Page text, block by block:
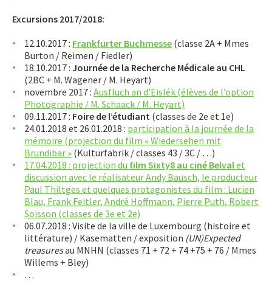
Sport
STUDIO71 : Expositions
Uelzechtkanal
Voyages et excursions
Excursions et voyages d’études 2024/2025
Excursions et voyages d’études 2023/2024
Excursions et voyages d’études 2022/2023
Excursions et voyages d’études 2021/2022
Excursions et voyages d’études 2020/2021
Excursions et voyages d’études 2019/2020
Excursions et voyages d’études 2018/2019
Excursions et voyages d’études 2017/2018
Excursions et voyages d’études 2016/2017
Excursions et voyages d’études 2015/2016
SERVICES
Excursions 2017/2018:
12.10.2017 : Frankfurter Buchmesse (classe 2A + Mmes
Burton / Reimen / Fiedler)
18.10.2017 : Journée de la Recherche Médicale au CHL
(2BC + M. Wagener / M. Heyart)
novembre 2017 : Ausfluch an d’Eislék (élèves de l’option
Photographie / M. Schaack / M. Heyart)
09.11.2017 : Foire de l’étudiant (classes de 2e et 1e)
24.01.2018 et 26.01.2018 : participation à la journée de la
mémoire (projection du film « Wiedersehen mit
Brundibar » (Kulturfabrik / classes 43 / 3C / …)
17.04.2018 : projection du film Sixty8 au ciné Belvalet
discussion avec le réalisateur Andy Bausch, le producteur
Paul Thiltges et quelques protagonistes du film : Lucien
Blau, Frank Feitler, André Hoffmann, Pierre Puth, Robert
Soisson (classes de 3e et 2e)
06.07.2018 : Visite de la ville de Luxembourg (histoire et
littérature) / Kasematten / exposition (UN)Expected
treasuresau MNHN (classes 71 + 72 + 74 +75 + 76 / Mmes
Willems + Bley)
…